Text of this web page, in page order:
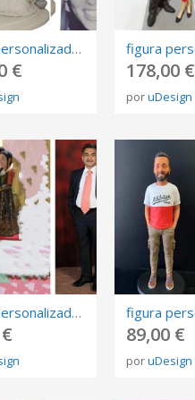
figura personalizada de fotos, 3D retrato Biscuit, muñeca de arte mini me personalizada
€ 178,00 €
poruDesign
figura personalizada de fotos, 3D retrato Biscuit, muñeca de arte mini me personalizada
89,00 €
poruDesign